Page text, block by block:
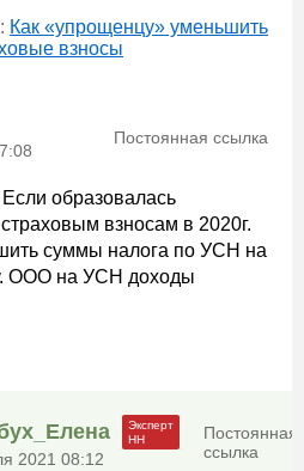
Как «упрощенцу» уменьшить
взносы
Постоянная ссылка
образовалась
взносам в 2020г.
суммы налога по УСН на
ООО на УСН доходы
2021 08:12
Постоянная
ссылка